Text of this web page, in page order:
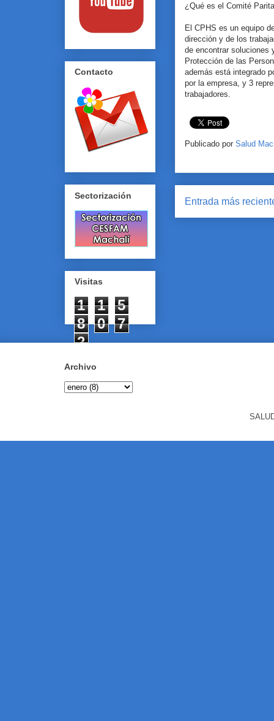
¿Qué es el Comité
El CPHS es un equipo
dirección y de los
de encontrar soluciones
Protección de las
además está integrado
por la empresa, y 3
trabajadores.
Publicado por Salud
Entrada más
Contacto
Sectorización
Visitas
1 1
5
8
0
7
2
Archivo